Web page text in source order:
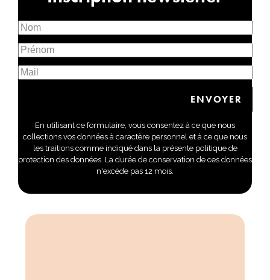
En utilisant ce formulaire, vous consentez à ce que nous
collections vos données à caractère personnel et à ce que nous
les traitions comme indiqué dans la présente politique de
protection des données. La durée de conservation de ces données
n'excède pas 12 mois.